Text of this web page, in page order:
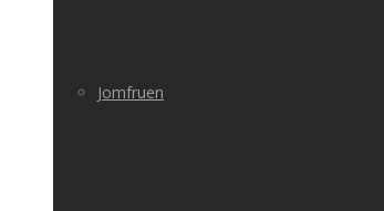
Jomfruen